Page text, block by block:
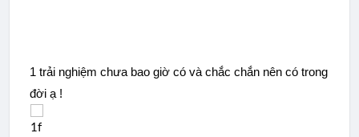
1 trải nghiệm chưa bao giờ có và chắc chắn nên có trong
đời ạ !